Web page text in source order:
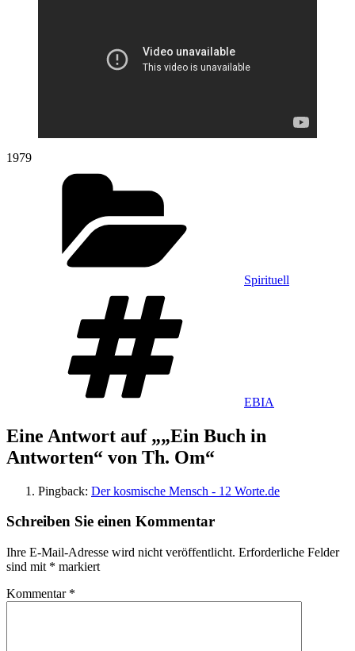
1979
Spirituell
EBIA
Eine Antwort auf „„Ein Buch in
Antworten“ von Th. Om“
Pingback: Der kosmische Mensch - 12 Worte.de
Schreiben Sie einen Kommentar
Ihre E-Mail-Adresse wird nicht veröffentlicht. Erforderliche Felder
sind mit * markiert
Kommentar *